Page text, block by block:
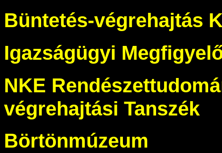
Büntetés-végrehajtás
Igazságügyi
NKE
végrehajtási Tanszék
Börtönmúzeum